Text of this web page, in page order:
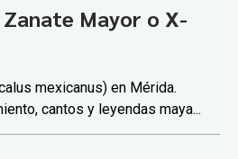
Mayor o X-
mexicanus) en Mérida.
cantos y leyendas maya...